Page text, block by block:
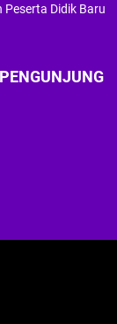
Peserta Didik Baru